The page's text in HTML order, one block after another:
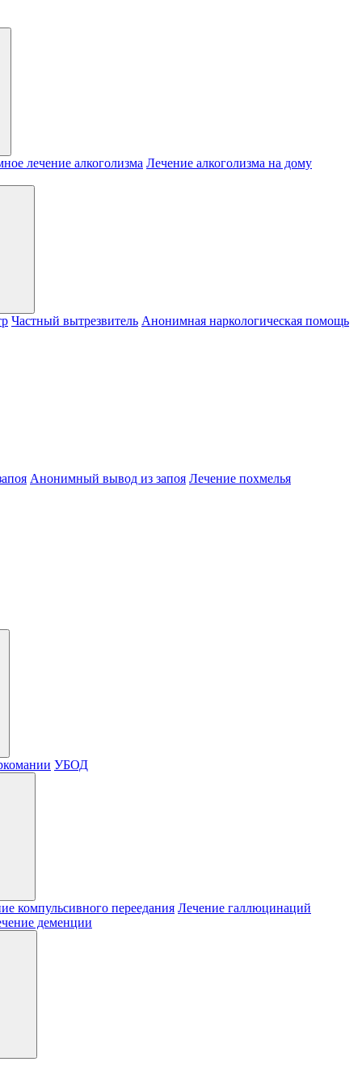
лечение алкоголизма Лечение алкоголизма на дому
Частный вытрезвитель Анонимная наркологическая помощь
Анонимный вывод из запоя Лечение похмелья
УБОД
компульсивного переедания Лечение галлюцинаций
деменции